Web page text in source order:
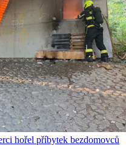
hořel příbytek bezdomovců